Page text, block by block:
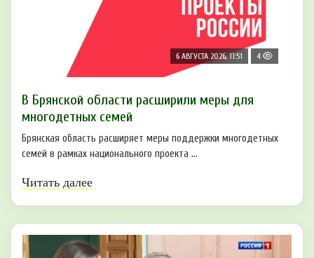
6 АВГУСТА 2026, 11:51 4
В Брянской области расширили меры для
многодетных семей
Брянская область расширяет меры поддержки многодетных
семей в рамках национального проекта ...
Читать далее